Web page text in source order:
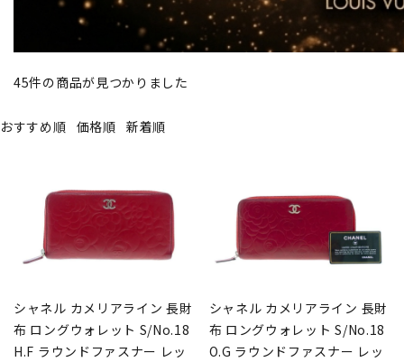
45件の商品が見つかりました
おすすめ順 価格順 新着順
シャネル カメリアライン 長財
布 ロングウォレット S/No.18
H.F ラウンドファスナー レッ
シャネル カメリアライン 長財
布 ロングウォレット S/No.18
O.G ラウンドファスナー レッ